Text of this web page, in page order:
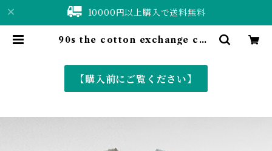
10000円以上購入で送料無料
90s the cotton exchange coll
ine shop〈古着&vintage〉
【購入前にご覧ください】